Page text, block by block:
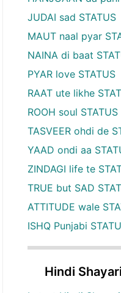
JUDAI sad STATUS
MAUT naal pyar
NAINA di baat
PYAR love STATUS
RAAT ute likhe
ROOH soul STATUS
TASVEER ohdi de
YAAD ondi aa
ZINDAGI life te
TRUE but SAD
ATTITUDE wale
ISHQ Punjabi
Hindi